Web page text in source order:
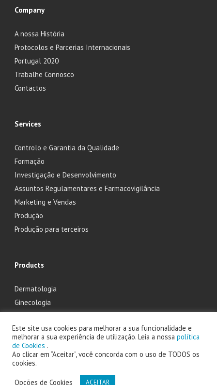
Company
A nossa História
Protocolos e Parcerias Internacionais
Portugal 2020
Trabalhe Connosco
Contactos
Services
Controlo e Garantia da Qualidade
Formação
Investigação e Desenvolvimento
Assuntos Regulamentares e Farmacovigilância
Marketing e Vendas
Produção
Produção para terceiros
Products
Dermatologia
Ginecologia
Otorrinolaringologia
2025 Laboratório Edol - Produtos Farmacêuticos, S.A. powered by
Este site usa cookies para melhorar a sua funcionalidade e
melhorar a sua experiência de utilização. Leia a nossa política
de Cookies .
Ao clicar em “Aceitar”, você concorda com o uso de TODOS os
cookies.
Opções de Cookies ACEITAR